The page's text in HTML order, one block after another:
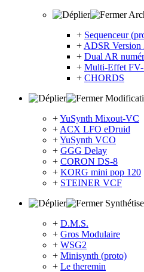
+ Sequenceur
+ ADSR Version
+ Dual AR
+ Multi-Effet FV-
+ CHORDS
+YuSynth Mixout-VC
+ ACX LFO eDruid
+YuSynth VCO
+ GGG Delay
+ CORON DS-8
+ KORG mini pop 120
+ STEINER VCF
+ D.M.S.
+ Gros Modulaire
+ WSG2
+ Minisynth (proto)
+ Le theremin